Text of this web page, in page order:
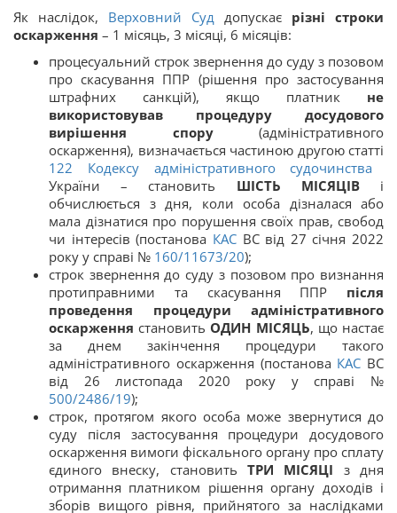
Як наслідок, Верховний Суд допускає різні строки
оскарження – 1 місяць, 3 місяці, 6 місяців:
процесуальний строк звернення до суду з позовом
про скасування ППР (рішення про застосування
штрафних санкцій), якщо платник не
використовував процедуру досудового
вирішення спору(адміністративного
оскарження), визначається частиною другою статті
122 Кодексу адміністративного судочинства
України – становить ШІСТЬ МІСЯЦІВі
обчислюється з дня, коли особа дізналася або
мала дізнатися про порушення своїх прав, свобод
чи інтересів (постанова КАСВС від 27 січня 2022
року у справі № 160/11673/20);
строк звернення до суду з позовом про визнання
протиправними та скасування ППР після
проведення процедури адміністративного
оскарження становить ОДИН МІСЯЦЬ, що настає
за днем закінчення процедури такого
адміністративного оскарження (постанова КАС ВС
від 26 листопада 2020 року у справі №
500/2486/19);
строк, протягом якого особа може звернутися до
суду після застосування процедури досудового
оскарження вимоги фіскального органу про сплату
єдиного внеску, становить ТРИ МІСЯЦІ з дня
отримання платником рішення органу доходів і
зборів вищого рівня, прийнятого за наслідками